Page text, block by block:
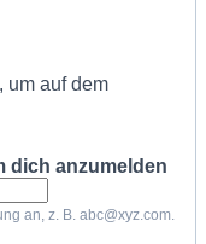
um auf dem
dich anzumelden
an, z. B. abc@xyz.com.